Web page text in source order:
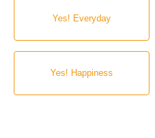
Yes! Everyday
Yes! Happiness